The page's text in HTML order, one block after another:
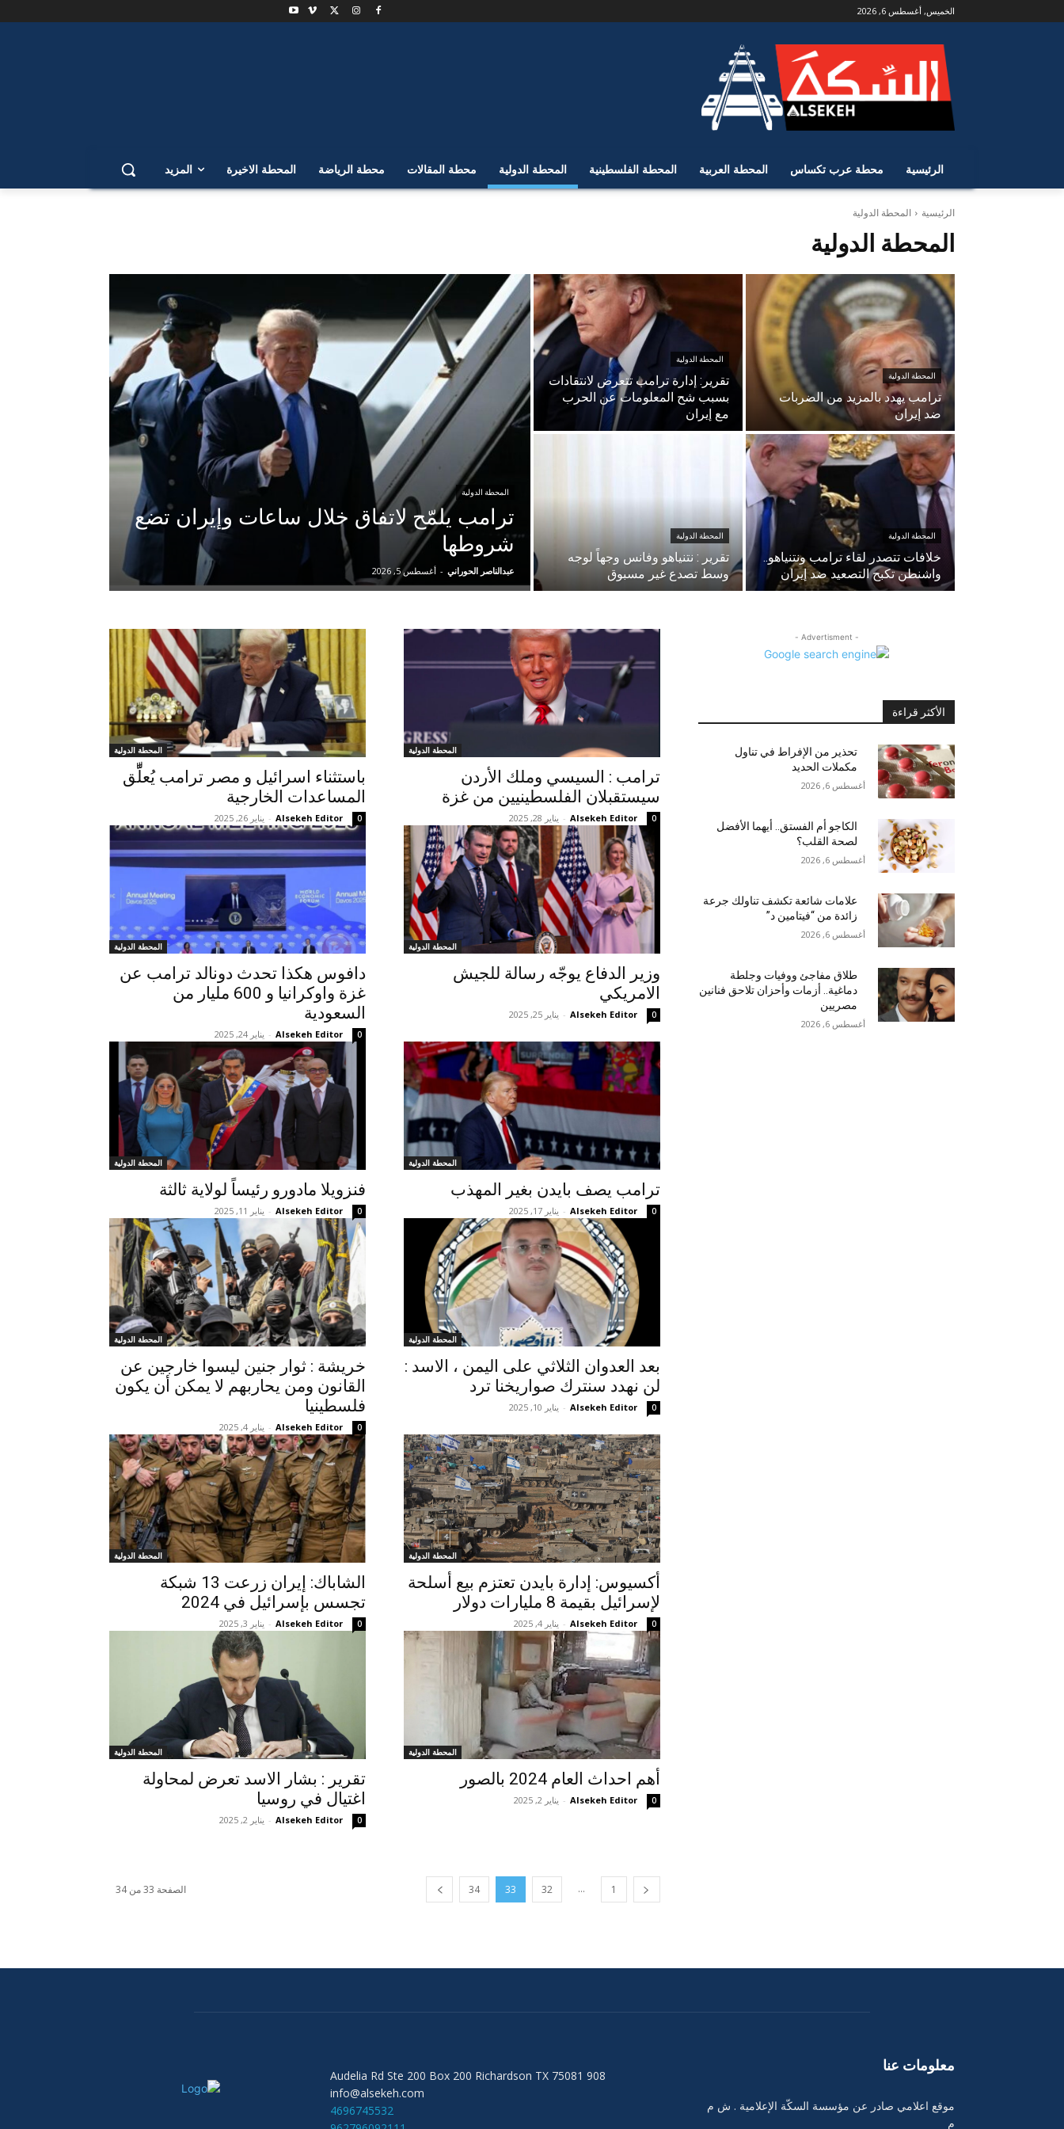
الخميس, أغسطس 6, 2026
الرئيسية محطة عرب تكساس المحطة العربية المحطة الفلسطينية المحطة الدولية محطة المقالات محطة الرياضة المحطة الاخيرة المزيد
الرئيسية المحطة الدولية
المحطة الدولية
المحطة الدولية
ترامب يلمّح لاتفاق خلال ساعات وإيران تضع
شروطها
عبدالناصر الحوراني - أغسطس 5, 2026
المحطة الدولية
تقرير: إدارة ترامب تتعرض لانتقادات
بسبب شح المعلومات عن الحرب
مع إيران
المحطة الدولية
ترامب يهدد بالمزيد من الضربات
ضد إيران
المحطة الدولية
تقرير : نتنياهو وفانس وجهاً لوجه
وسط تصدع غير مسبوق
المحطة الدولية
خلافات تتصدر لقاء ترامب ونتنياهو..
واشنطن تكبح التصعيد ضد إيران
المحطة الدولية
ترامب : السيسي وملك الأردن
سيستقبلان الفلسطينيين من غزة
Alsekeh Editor
- يناير 28, 2025 0
المحطة الدولية
باستثناء اسرائيل و مصر ترامب يُعلِّّق
المساعدات الخارجية
Alsekeh Editor
- يناير 26, 2025 0
المحطة الدولية
وزير الدفاع يوجّه رسالة للجيش
الامريكي
Alsekeh Editor
- يناير 25, 2025 0
المحطة الدولية
دافوس هكذا تحدث دونالد ترامب عن
غزة واوكرانيا و 600 مليار من
السعودية
Alsekeh Editor
- يناير 24, 2025 0
المحطة الدولية
ترامب يصف بايدن بغير المهذب
Alsekeh Editor
- يناير 17, 2025 0
المحطة الدولية
فنزويلا مادورو رئيساً لولاية ثالثة
Alsekeh Editor
- يناير 11, 2025 0
المحطة الدولية
بعد العدوان الثلاثي على اليمن ، الاسد :
لن نهدد سنترك صواريخنا ترد
Alsekeh Editor
- يناير 10, 2025 0
المحطة الدولية
خريشة : ثوار جنين ليسوا خارجين عن
القانون ومن يحاربهم لا يمكن أن يكون
فلسطينيا
Alsekeh Editor
- يناير 4, 2025 0
المحطة الدولية
أكسيوس: إدارة بايدن تعتزم بيع أسلحة
لإسرائيل بقيمة 8 مليارات دولار
Alsekeh Editor
- يناير 4, 2025 0
المحطة الدولية
الشاباك: إيران زرعت 13 شبكة
تجسس بإسرائيل في 2024
Alsekeh Editor
- يناير 3, 2025 0
المحطة الدولية
أهم احداث العام 2024 بالصور
Alsekeh Editor
- يناير 2, 2025 0
المحطة الدولية
تقرير : بشار الاسد تعرض لمحاولة
اغتيال في روسيا
Alsekeh Editor
- يناير 2, 2025 0
1
...
32
33
34 الصفحة 33 من 34
- Advertisment -
الأكثر قراءة
تحذير من الإفراط في تناول
مكملات الحديد
أغسطس 6, 2026
الكاجو أم الفستق.. أيهما الأفضل
لصحة القلب؟
أغسطس 6, 2026
علامات شائعة تكشف تناولك جرعة
زائدة من “فيتامين د”
أغسطس 6, 2026
طلاق مفاجئ ووفيات وجلطة
دماغية.. أزمات وأحزان تلاحق فنانين
مصريين
أغسطس 6, 2026
908 Audelia Rd Ste 200 Box 200 Richardson TX 75081
info@alsekeh.com
4696745532
معلومات عنا
موقع اعلامي صادر عن مؤسسة السكّة الإعلامية . ش م
م